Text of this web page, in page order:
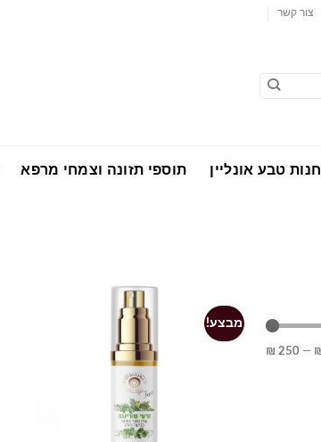
צור קשר
חנות טבע אונליין תוספי תזונה וצמחי מרפא
—
250 ₪
מבצע!